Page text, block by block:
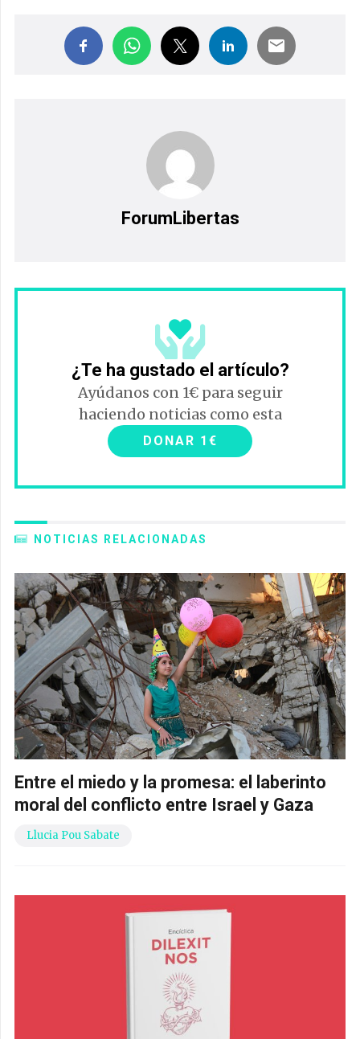
ForumLibertas
¿Te ha gustado el artículo?
Ayúdanos con 1€ para seguir
haciendo noticias como esta
DONAR 1€
NOTICIAS RELACIONADAS
Entre el miedo y la promesa: el laberinto
moral del conflicto entre Israel y Gaza
Llucia Pou Sabate